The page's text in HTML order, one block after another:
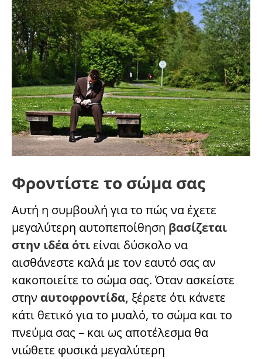
Φροντίστε το σώμα σας
Αυτή η συμβουλή για το πώς να έχετε
μεγαλύτερη αυτοπεποίθηση βασίζεται
στην ιδέα ότι είναι δύσκολο να
αισθάνεστε καλά με τον εαυτό σας αν
κακοποιείτε το σώμα σας. Όταν ασκείστε
στην αυτοφροντίδα, ξέρετε ότι κάνετε
κάτι θετικό για το μυαλό, το σώμα και το
πνεύμα σας – και ως αποτέλεσμα θα
νιώθετε φυσικά μεγαλύτερη